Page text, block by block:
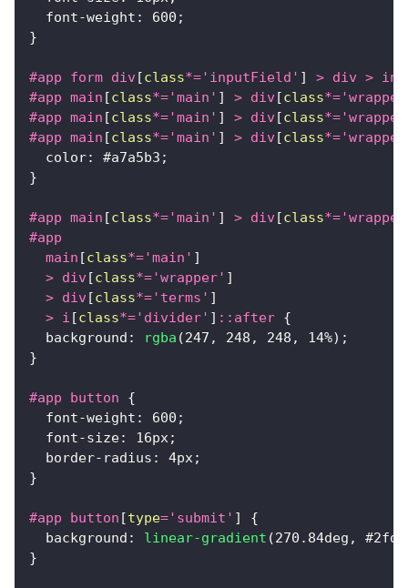
font-weight : 600 ;
}
#app form div[class*='inputField' ] > div >
#app main [class*='main' ] > div[class*=
#app main [class*='main' ] > div[class*=
#app main [class*='main' ] > div[class*=
color: #a7a5b3 ;
}
#app main [class*='main' ] > div[class*=
#app
  main
[class*='main' ]
> div[class*='wrapper' ]
> div[class*='terms' ]
> i [class*='divider' ] ::after {
background : rgba (247 , 248 , 248 , 14%) ;
}
#app button
{
font-weight : 600 ;
font-size: 16px;
border-radius : 4px;
}
#app button [type='submit' ]
{
background : linear-gradient (270.84deg ,
}